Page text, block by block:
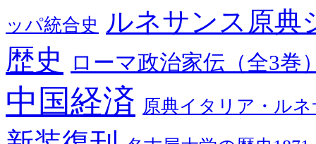
ッパ統合史 ルネサンス原典
歴史 ローマ政治家伝（全3巻
中国経済 原典イタリア・ル